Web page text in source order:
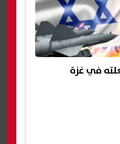
في غزة